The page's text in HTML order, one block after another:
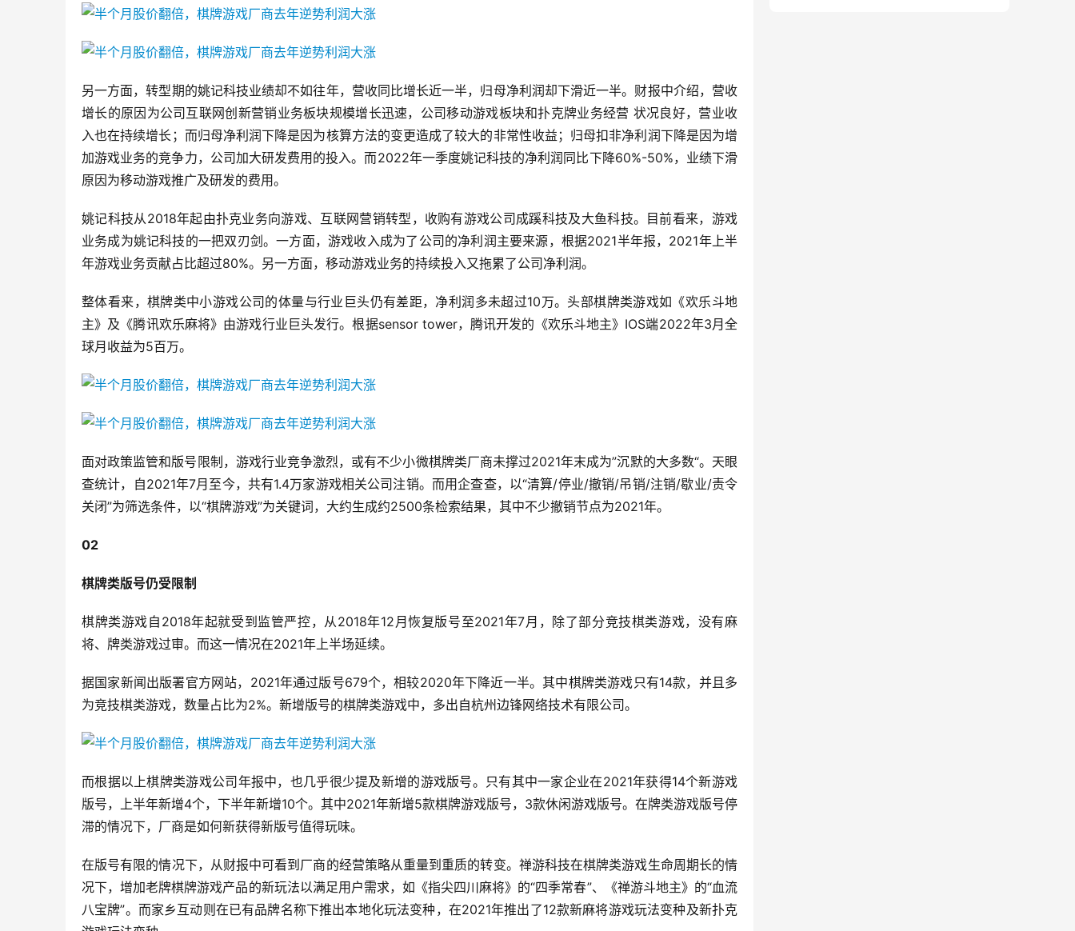
另一方面，转型期的姚记科技业绩却不如往年，营收同比增长近一半，归母净利润却下滑近一半。财报中介绍，营收
增长的原因为公司互联网创新营销业务板块规模增长迅速，公司移动游戏板块和扑克牌业务经营 状况良好，营业收
入也在持续增长；而归母净利润下降是因为核算方法的变更造成了较大的非常性收益；归母扣非净利润下降是因为增
加游戏业务的竞争力，公司加大研发费用的投入。而2022年一季度姚记科技的净利润同比下降60%-50%，业绩下滑
原因为移动游戏推广及研发的费用。
姚记科技从2018年起由扑克业务向游戏、互联网营销转型，收购有游戏公司成蹊科技及大鱼科技。目前看来，游戏
业务成为姚记科技的一把双刃剑。一方面，游戏收入成为了公司的净利润主要来源，根据2021半年报，2021年上半
年游戏业务贡献占比超过80%。另一方面，移动游戏业务的持续投入又拖累了公司净利润。
整体看来，棋牌类中小游戏公司的体量与行业巨头仍有差距，净利润多未超过10万。头部棋牌类游戏如《欢乐斗地
主》及《腾讯欢乐麻将》由游戏行业巨头发行。根据sensor tower，腾讯开发的《欢乐斗地主》IOS端2022年3月全
球月收益为5百万。
面对政策监管和版号限制，游戏行业竞争激烈，或有不少小微棋牌类厂商未撑过2021年末成为”沉默的大多数“。天眼
查统计，自2021年7月至今，共有1.4万家游戏相关公司注销。而用企查查，以“清算/停业/撤销/吊销/注销/歇业/责令
关闭”为筛选条件，以“棋牌游戏”为关键词，大约生成约2500条检索结果，其中不少撤销节点为2021年。
02
棋牌类版号仍受限制
棋牌类游戏自2018年起就受到监管严控，从2018年12月恢复版号至2021年7月，除了部分竞技棋类游戏，没有麻
将、牌类游戏过审。而这一情况在2021年上半场延续。
据国家新闻出版署官方网站，2021年通过版号679个，相较2020年下降近一半。其中棋牌类游戏只有14款，并且多
为竞技棋类游戏，数量占比为2%。新增版号的棋牌类游戏中，多出自杭州边锋网络技术有限公司。
而根据以上棋牌类游戏公司年报中，也几乎很少提及新增的游戏版号。只有其中一家企业在2021年获得14个新游戏
版号，上半年新增4个，下半年新增10个。其中2021年新增5款棋牌游戏版号，3款休闲游戏版号。在牌类游戏版号停
滞的情况下，厂商是如何新获得新版号值得玩味。
在版号有限的情况下，从财报中可看到厂商的经营策略从重量到重质的转变。禅游科技在棋牌类游戏生命周期长的情
况下，增加老牌棋牌游戏产品的新玩法以满足用户需求，如《指尖四川麻将》的“四季常春”、《禅游斗地主》的“血流
八宝牌”。而家乡互动则在已有品牌名称下推出本地化玩法变种，在2021年推出了12款新麻将游戏玩法变种及新扑克